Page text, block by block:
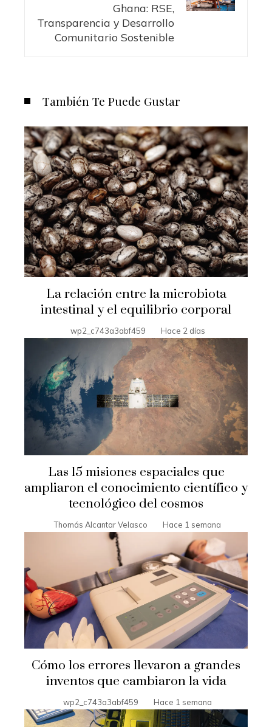
Ghana: RSE,
Transparencia y Desarrollo
Comunitario Sostenible
También Te Puede Gustar
La relación entre la microbiota
intestinal y el equilibrio corporal
wp2_c743a3abf459 Hace 2 días
Las 15 misiones espaciales que
ampliaron el conocimiento científico y
tecnológico del cosmos
Thomás Alcantar Velasco Hace 1 semana
Cómo los errores llevaron a grandes
inventos que cambiaron la vida
wp2_c743a3abf459 Hace 1 semana